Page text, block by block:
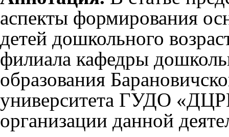
аспекты формирования
детей дошкольного
филиала кафедры
образования
университета ГУДО
организации данной